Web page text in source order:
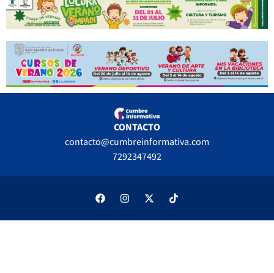
CONTACTO
contacto@cumbreinformativa.com
7292347492